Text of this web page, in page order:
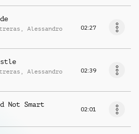
, Alessandro
02:27
, Alessandro
02:39
Not Smart
02:01